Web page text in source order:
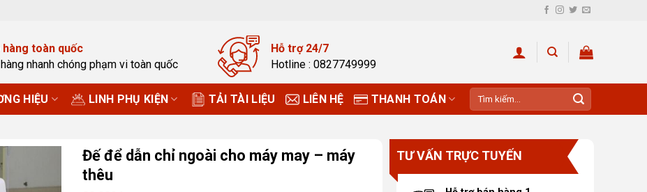
hàng toàn quốc
nhanh chóng phạm vi toàn quốc
Hỗ trợ 24/7
Hotline : 0827749999
HIỆU LINH PHỤ KIỆN TẢI TÀI LIỆU LIÊN HỆ THANH TOÁN
Tìm
kiếm:
Đế để dẫn chỉ ngoài cho máy may – máy
thêu
TƯ VẤN TRỰC TUYẾN